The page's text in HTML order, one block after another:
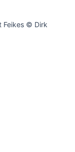
Feikes © Dirk